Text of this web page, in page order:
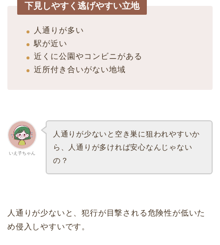
下見しやすく逃げやすい立地
人通りが多い
駅が近い
近くに公園やコンビニがある
近所付き合いがない地域
いえ子ちゃん
人通りが少ないと空き巣に狙われやすいか
ら、人通りが多ければ安心なんじゃない
の？
人通りが少ないと、犯行が目撃される危険性が低いた
め侵入しやすいです。